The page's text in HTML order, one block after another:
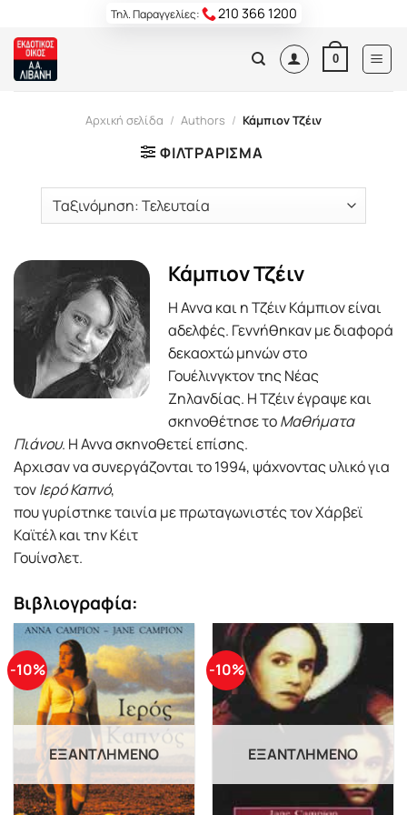
content
Τηλ. Παραγγελίες: 210 366 1200
0
Αρχική σελίδα / Authors / Κάμπιον Τζέιν
ΦΙΛΤΡΆΡΙΣΜΑ
Κάμπιον Τζέιν
Η Αννα και η Τζέιν Κάμπιον είναι
αδελφές. Γεννήθηκαν με διαφορά
δεκαοχτώ μηνών στο
Γουέλινγκτον της Νέας
Ζηλανδίας. Η Τζέιν έγραψε και
σκηνοθέτησε τοΜαθήματα
Πιάνου. Η Αννα σκηνοθετεί επίσης.
Αρχισαν να συνεργάζονται το 1994, ψάχνοντας υλικό για
τονΙερό Καπνό,
που γυρίστηκε ταινία με πρωταγωνιστές τον Χάρβεϊ
Καϊτέλ και την Κέιτ
Γουίνσλετ.
Βιβλιογραφία:
-10%
ΕΞΑΝΤΛΗΜΈΝΟ
-10%
ΕΞΑΝΤΛΗΜΈΝΟ